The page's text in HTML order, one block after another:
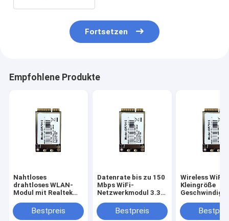
Fortsetzen
Empfohlene Produkte
Nahtloses
drahtloses WLAN-
Modul mit Realtek
Chipset und
eingebauter PCB-
Bestpreis
Datenrate bis zu 150
Mbps WiFi-
Netzwerkmodul 3.3V
Bestpreis
Wireless WiFi
Kleingröße
-20°C bis 70°C